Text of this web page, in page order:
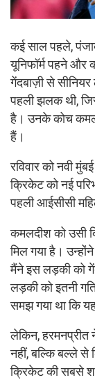
कई साल पहले,
यूनिफॉर्म पहने और
गेंदबाज़ी से
पहली झलक थी,
है। उनके कोच
हैं।
रविवार को नवी
क्रिकेट को नई
पहली आईसीसी
कमलदीश को उसी
मिल गया है।
मैंने इस लड़की को
लड़की को इतनी
समझ गया था कि
लेकिन, हरमनप्रीत
नहीं, बल्कि बल्ले से
क्रिकेट की सबसे